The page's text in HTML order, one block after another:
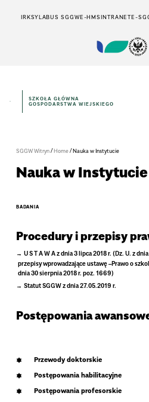
IRKSYLABUS SGGWE-HMSINTRANETE-
SZKOŁA GŁÓWNA
GOSPODARSTWA WIEJSKIEGO
SGGW Witryn/Home/Nauka w Instytucie
Nauka w Instytucie
BADANIA
Procedury i przepisy
U S T A W A z dnia 3 lipca 2018 r. (Dz. U. z
przepisy wprowadzające ustawę –Prawo o
dnia 30 sierpnia 2018 r. poz. 1669)
Statut SGGW z dnia 27.05.2019 r.
Postępowania
Przewody doktorskie
Postępowania habilitacyjne
Postępowania profesorskie